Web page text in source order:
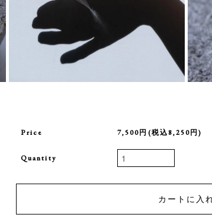
Price 7,500円(税込8,250円)
Quantity